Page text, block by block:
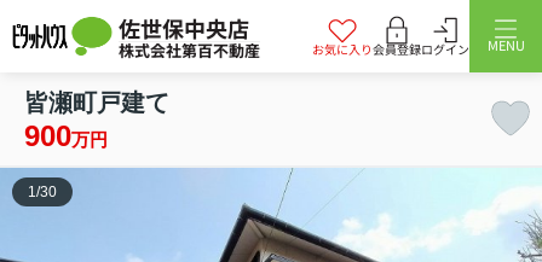
佐世保中央店
株式会社第百不動産 お気に入り会員登録ログイン MENU
皆瀬町戸建て
900万円
1 /30